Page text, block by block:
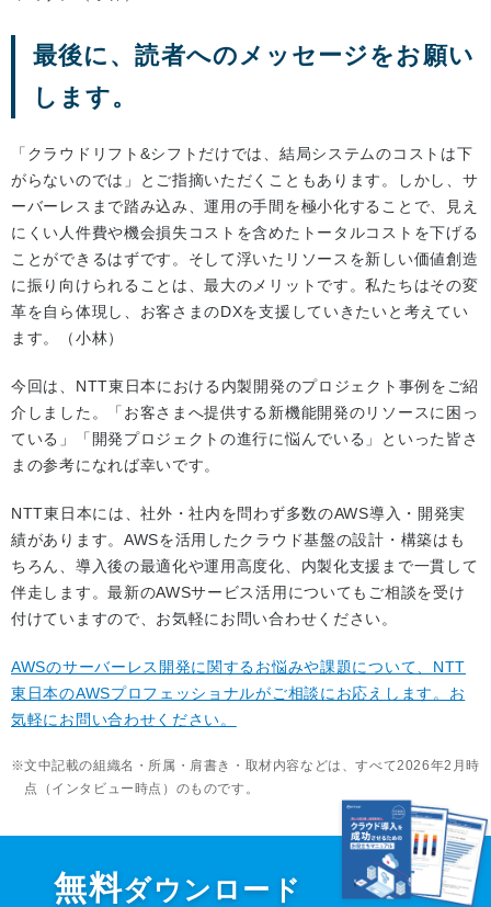
最後に、読者へのメッセージをお願い
します。
「クラウドリフト&シフトだけでは、結局システムのコストは下
がらないのでは」とご指摘いただくこともあります。しかし、サ
ーバーレスまで踏み込み、運用の手間を極小化することで、見え
にくい人件費や機会損失コストを含めたトータルコストを下げる
ことができるはずです。そして浮いたリソースを新しい価値創造
に振り向けられることは、最大のメリットです。私たちはその変
革を自ら体現し、お客さまのDXを支援していきたいと考えてい
ます。（小林）
今回は、NTT東日本における内製開発のプロジェクト事例をご紹
介しました。「お客さまへ提供する新機能開発のリソースに困っ
ている」「開発プロジェクトの進行に悩んでいる」といった皆さ
まの参考になれば幸いです。
NTT東日本には、社外・社内を問わず多数のAWS導入・開発実
績があります。AWSを活用したクラウド基盤の設計・構築はも
ちろん、導入後の最適化や運用高度化、内製化支援まで一貫して
伴走します。最新のAWSサービス活用についてもご相談を受け
付けていますので、お気軽にお問い合わせください。
AWSのサーバーレス開発に関するお悩みや課題について、NTT
東日本のAWSプロフェッショナルがご相談にお応えします。お
気軽にお問い合わせください。
文中記載の組織名・所属・肩書き・取材内容などは、すべて2026年2月時
点（インタビュー時点）のものです。
無料ダウンロード